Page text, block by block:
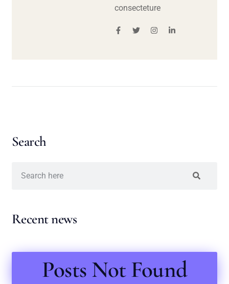
consecteture
Search
Recent news
Posts Not Found